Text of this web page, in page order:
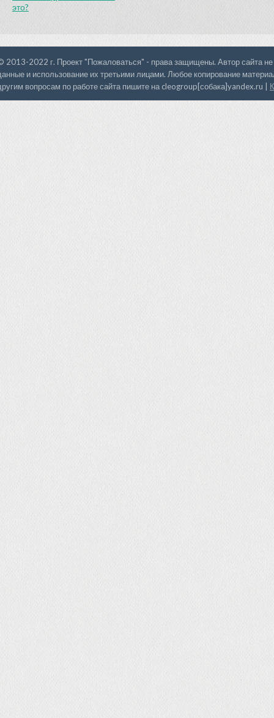
это?
2013-2022 г. Проект "Пожаловаться" - права защищены. Автор сайта не
и использование их третьими лицами. Любое копирование
вопросам по работе сайта пишите на cleogroup[собака]yandex.ru |